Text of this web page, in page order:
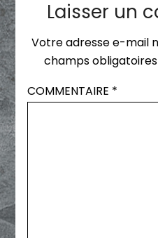
Laisser un
Votre adresse e-mail
champs
COMMENTAIRE *